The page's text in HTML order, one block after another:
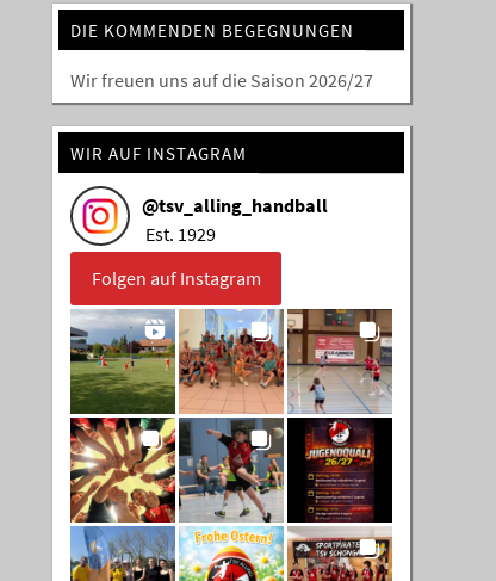
DIE KOMMENDEN BEGEGNUNGEN
Wir freuen uns auf die Saison 2026/27
WIR AUF INSTAGRAM
@tsv_alling_handball
Est. 1929
Folgen auf Instagram